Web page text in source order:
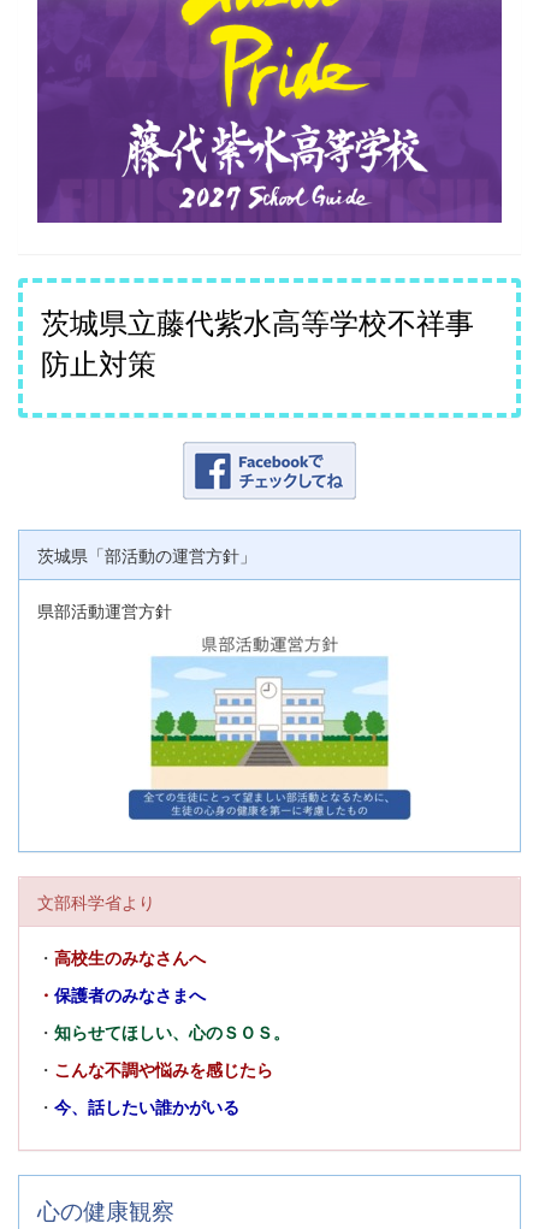
茨城県立藤代紫水高等学校不祥事
防止対策
茨城県「部活動の運営方針」
県部活動運営方針
文部科学省より
・ 高校生のみなさんへ
・ 保護者のみなさまへ
・ 知らせてほしい、心のＳＯＳ。
・ こんな不調や悩みを感じたら
・ 今、話したい誰かがいる
心の健康観察